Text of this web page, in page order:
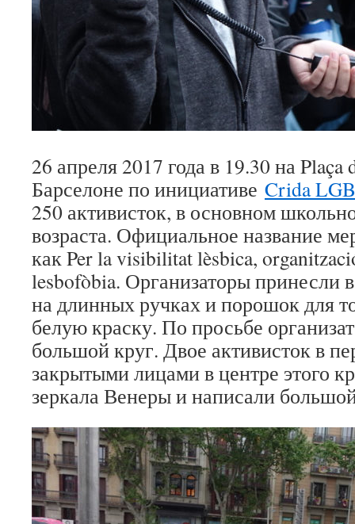
26 апреля 2017 года в 19.30 на Plaça
Барселоне по инициативе Crida
250 активисток, в основном
возраста. Официальное название
какPer la visibilitat lèsbica,
lesbofòbia. Организаторы принесли
на длинных ручках и порошок для
белую краску. По просьбе
большой круг. Двое активисток в
закрытыми лицами в центре этого
зеркала Венеры и написали